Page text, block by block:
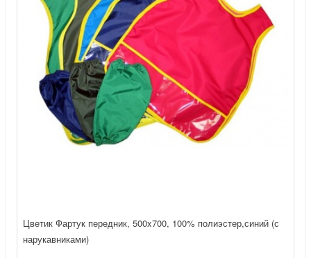
Цветик Фартук передник, 500x700, 100% полиэстер,синий (с
нарукавниками)